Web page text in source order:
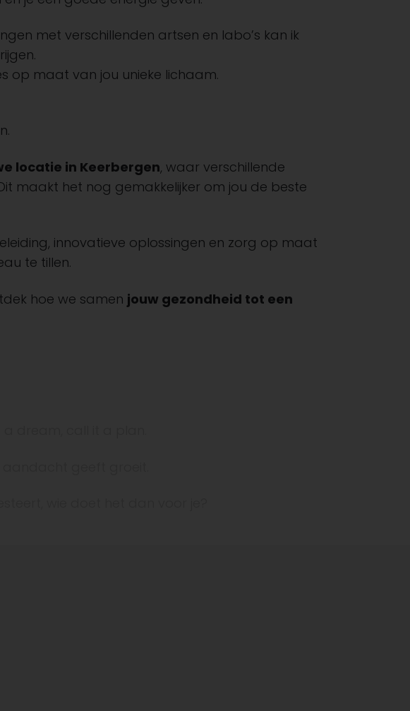
met verschillenden artsen en labo’s kan ik
op maat van jou unieke lichaam.
locatie in Keerbergen, waar verschillende
maakt het nog gemakkelijker om jou de beste
innovatieve oplossingen en zorg op maat
te tillen.
hoe we samen jouw gezondheid tot een